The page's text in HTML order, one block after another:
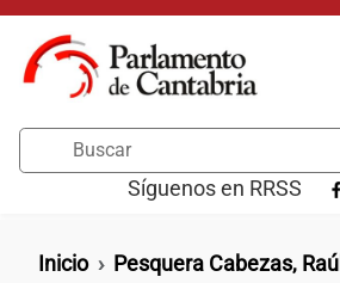
Pasar al contenido principal
Síguenos en RRSS
Ruta de navegación
Inicio Pesquera Cabezas, Raúl